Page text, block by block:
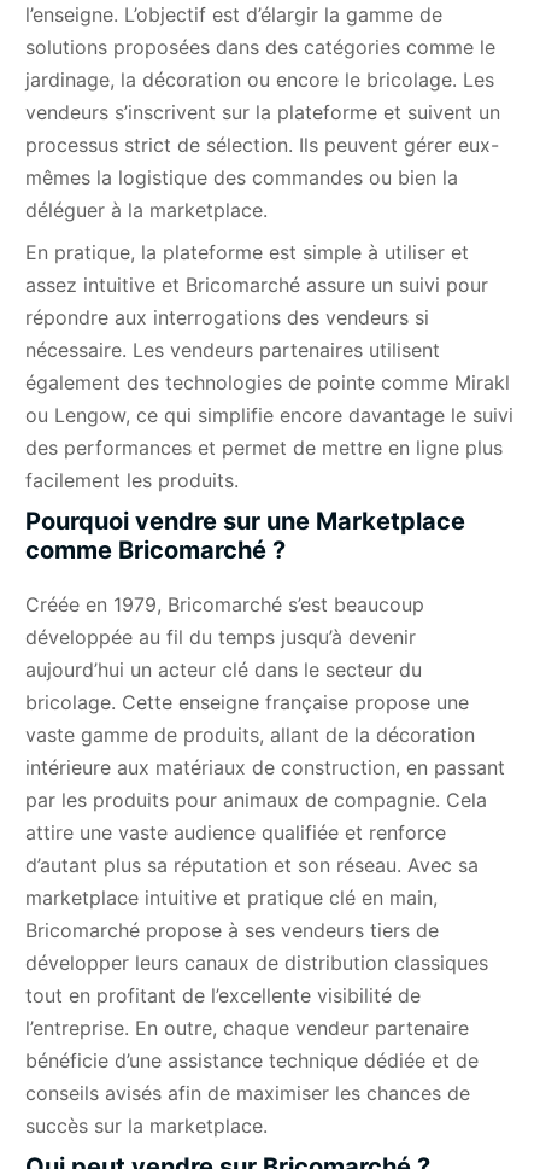
l’enseigne. L’objectif est d’élargir la gamme de
solutions proposées dans des catégories comme le
jardinage, la décoration ou encore le bricolage. Les
vendeurs s’inscrivent sur la plateforme et suivent un
processus strict de sélection. Ils peuvent gérer eux-
mêmes la logistique des commandes ou bien la
déléguer à la marketplace.
En pratique, la plateforme est simple à utiliser et
assez intuitive et Bricomarché assure un suivi pour
répondre aux interrogations des vendeurs si
nécessaire. Les vendeurs partenaires utilisent
également des technologies de pointe comme Mirakl
ou Lengow, ce qui simplifie encore davantage le suivi
des performances et permet de mettre en ligne plus
facilement les produits.
Pourquoi vendre sur une Marketplace
comme Bricomarché ?
Créée en 1979, Bricomarché s’est beaucoup
développée au fil du temps jusqu’à devenir
aujourd’hui un acteur clé dans le secteur du
bricolage. Cette enseigne française propose une
vaste gamme de produits, allant de la décoration
intérieure aux matériaux de construction, en passant
par les produits pour animaux de compagnie. Cela
attire une vaste audience qualifiée et renforce
d’autant plus sa réputation et son réseau. Avec sa
marketplace intuitive et pratique clé en main,
Bricomarché propose à ses vendeurs tiers de
développer leurs canaux de distribution classiques
tout en profitant de l’excellente visibilité de
l’entreprise. En outre, chaque vendeur partenaire
bénéficie d’une assistance technique dédiée et de
conseils avisés afin de maximiser les chances de
succès sur la marketplace.